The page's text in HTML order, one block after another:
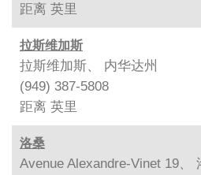
距离 英里
拉斯维加斯
拉斯维加斯、 内华达州
(949) 387-5808
距离 英里
洛桑
Avenue Alexandre-Vinet 19、